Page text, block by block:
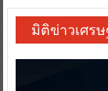
มิติข่าวเศรษ